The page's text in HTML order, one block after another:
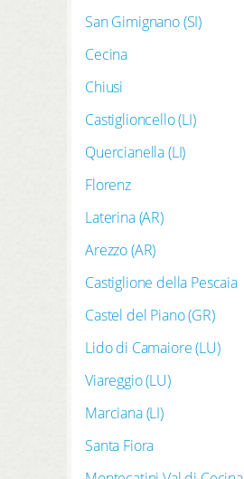
San Gimignano (SI)
Cecina
Chiusi
Castiglioncello (LI)
Quercianella (LI)
Florenz
Laterina (AR)
Arezzo (AR)
Castiglione della Pescaia
Castel del Piano (GR)
Lido di Camaiore (LU)
Viareggio (LU)
Marciana (LI)
Santa Fiora